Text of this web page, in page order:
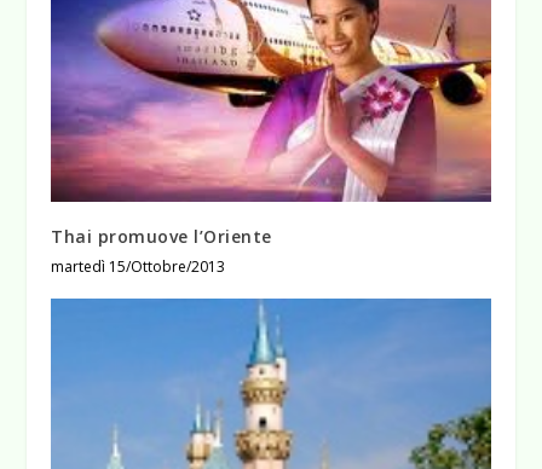
Thai promuove l’Oriente
martedì 15/Ottobre/2013